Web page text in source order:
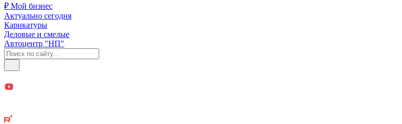
₽ Мой бизнес
Актуально сегодня
Карикатуры
Деловые и смелые
Автоцентр "НП"